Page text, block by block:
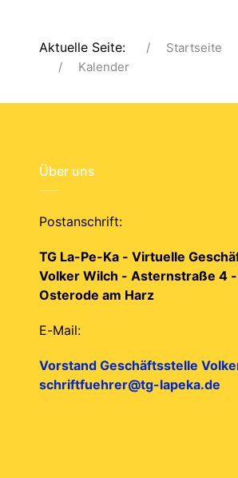
Aktuelle Seite:
Startseite
Kalender
Über uns
Postanschrift:
TG La-Pe-Ka - Virtuelle
Volker Wilch - Asternstraße 4
Osterode am Harz
E-Mail:
Vorstand Geschäftsstelle
schriftfuehrer@tg-lapeka.de